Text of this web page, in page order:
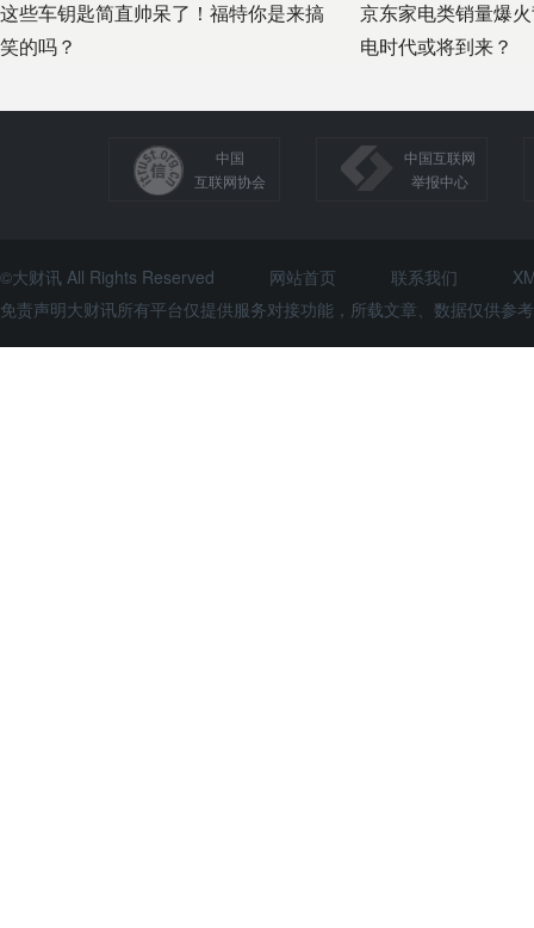
这些车钥匙简直帅呆了！福特你是来搞
笑的吗？
京东家电类销量爆
电时代或将到来？
中国
互联网协会
中国互联网
举报中心
©大财讯 All Rights Reserved 网站首页 联系我们
免责声明大财讯所有平台仅提供服务对接功能，所载文章、数据仅供